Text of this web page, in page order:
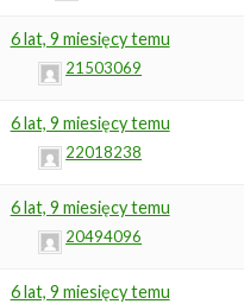
6 lat, 9 miesięcy temu
21503069
6 lat, 9 miesięcy temu
22018238
6 lat, 9 miesięcy temu
20494096
6 lat, 9 miesięcy temu